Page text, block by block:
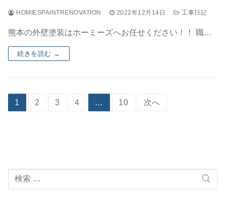
HOMIESPAINTRENOVATION 2022年12月14日 工事日記
熊本の外壁塗装はホーミーズへお任せください！！ 職…
続きを読む →
1 2 3 4 … 10 次へ